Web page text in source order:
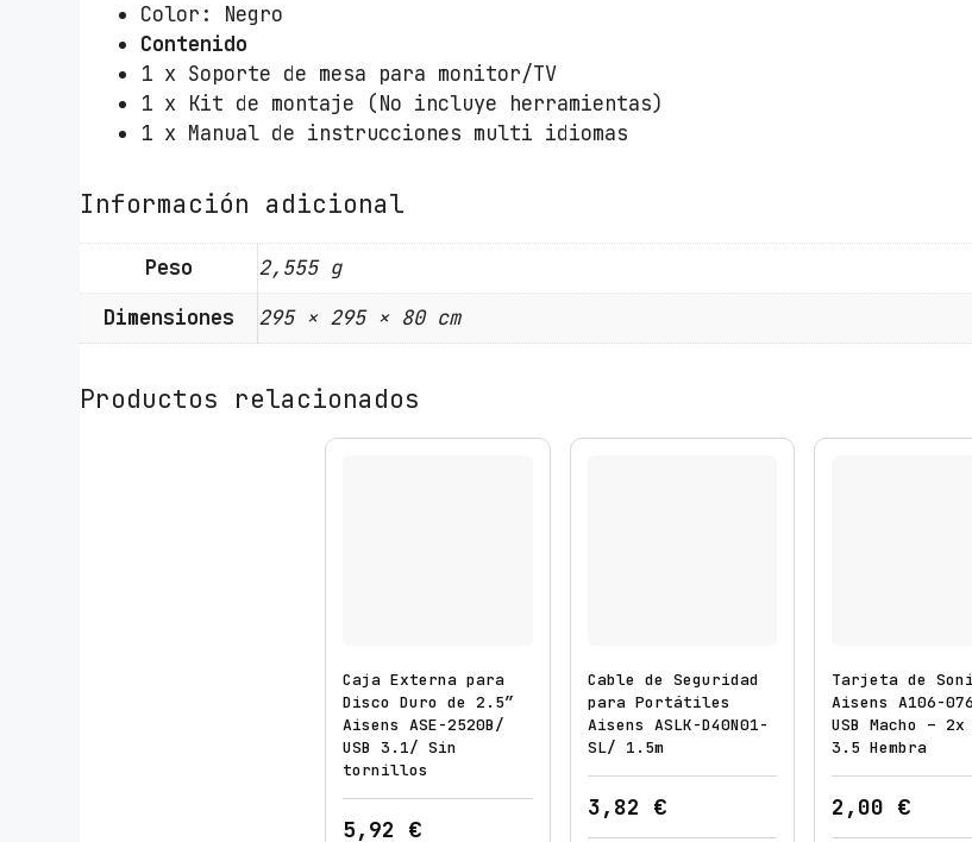
3
2
2
3
i
/
I
n
Color: Negro
Contenido
1 x Soporte de mesa para monitor/TV
1 x Kit de montaje (No incluye herramientas)
1 x Manual de instrucciones multi idiomas
Información adicional
Peso
2,555 g
Dimensiones
295 × 295 × 80 cm
Productos relacionados
Caja Externa para
Disco Duro de 2.5″
Aisens ASE-2520B/
USB 3.1/ Sin
tornillos
5,92 €
Cable de Seguridad
para Portátiles
Aisens ASLK-D40N01-
SL/ 1.5m
3,82 €
Tarjeta de
Aisens A106-
USB Macho –
3.5 Hembra
2,00 €